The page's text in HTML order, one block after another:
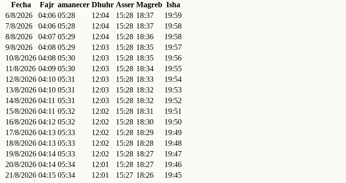
Fecha Fajr amanecer Dhuhr Asser Magreb Isha
6/8/2026
04:06 05:28 12:04 15:28 18:37
19:59
7/8/2026
04:06 05:28 12:04 15:28 18:37
19:58
8/8/2026
04:07 05:29 12:04 15:28 18:36
19:58
9/8/2026
04:08 05:29 12:03 15:28 18:35
19:57
10/8/2026 04:08 05:30 12:03 15:28 18:35
19:56
11/8/2026 04:09 05:30 12:03 15:28 18:34
19:55
12/8/2026 04:10 05:31 12:03 15:28 18:33
19:54
13/8/2026 04:10 05:31 12:03 15:28 18:32
19:53
14/8/2026 04:11 05:31 12:03 15:28 18:32
19:52
15/8/2026 04:11 05:32 12:02 15:28 18:31
19:51
16/8/2026 04:12 05:32 12:02 15:28 18:30
19:50
17/8/2026 04:13 05:33 12:02 15:28 18:29
19:49
18/8/2026 04:13 05:33 12:02 15:28 18:28
19:48
19/8/2026 04:14 05:33 12:02 15:28 18:27
19:47
20/8/2026 04:14 05:34 12:01 15:28 18:27
19:46
21/8/2026 04:15 05:34 12:01 15:27 18:26
19:45